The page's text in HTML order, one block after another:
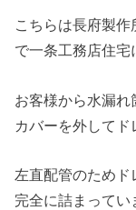
こちらは長府製
で一条工務店住宅
お客様から水漏
カバーを外してド
左直配管のため
完全に詰まってい